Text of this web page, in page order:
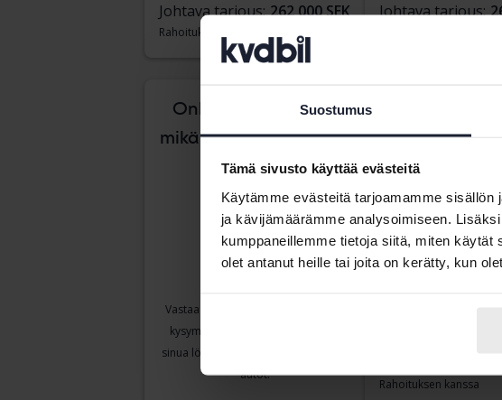
Suostumus
Tämä sivusto käyttää evästeitä
Käytämme evästeitä tarjoamamme
ja kävijämäärämme analysoimiseen.
kumppaneillemme tietoja siitä, miten
olet antanut heille tai joita on kerätty, kun
Johtava tarjous: 262 000 SEK
Rahoituksen kanssa 2 232 SEK/kk
Johtava tarjous:
Onko vaikea tietää,
mikä auto sopii sinulle?
Vastaa muutamaan yksinkertaiseen
kysymykseen, niin voimme auttaa
sinua löytämään tarpeitasi vastaavat
autot.
BMW 5-serien
Rahoituksen kanssa